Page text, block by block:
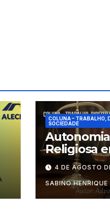
COLUNA – TRABALHO,
SOCIEDADE
Autonomia
Religiosa
decide as
dentro dos
templos?
4 DE AGOSTO
SABINO HENRIQUE